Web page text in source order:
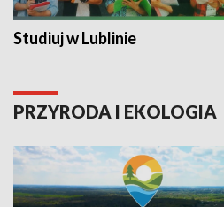
Studiuj w Lublinie
PRZYRODA I EKOLOGIA